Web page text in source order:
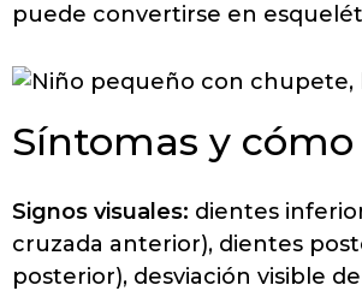
puede convertirse en
Síntomas y
Signos visuales: dientes
cruzada anterior), dientes
posterior), desviación visible